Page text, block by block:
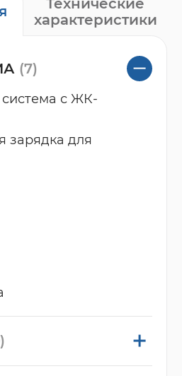
характеристики
(7)
с ЖК-
зарядка для